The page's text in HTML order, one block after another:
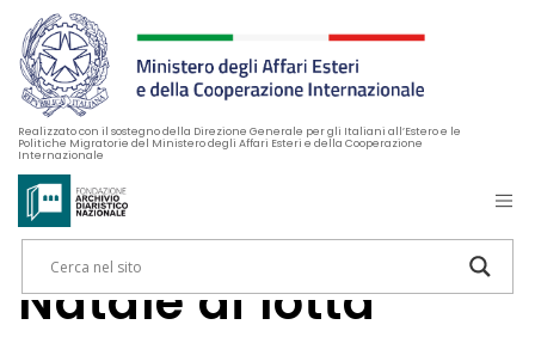
Realizzato con il sostegno della Direzione Generale per gli Italiani all’Estero e le
Politiche Migratorie del Ministero degli Affari Esteri e della Cooperazione
Internazionale
Natale di lotta